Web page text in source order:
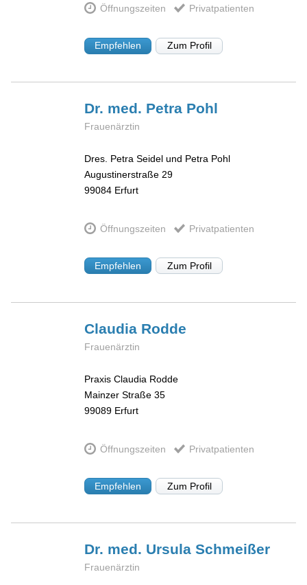
Öffnungszeiten Privatpatienten
Empfehlen Zum Profil
Dr. med. Petra Pohl
Frauenärztin
Dres. Petra Seidel und Petra Pohl
Augustinerstraße 29
99084 Erfurt
Öffnungszeiten Privatpatienten
Empfehlen Zum Profil
Claudia Rodde
Frauenärztin
Praxis Claudia Rodde
Mainzer Straße 35
99089 Erfurt
Öffnungszeiten Privatpatienten
Empfehlen Zum Profil
Dr. med. UrsulaSchmeißer
Frauenärztin